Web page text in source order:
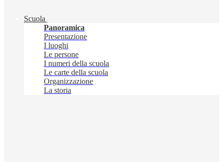
Scuola
Panoramica
Presentazione
I luoghi
Le persone
I numeri della scuola
Le carte della scuola
Organizzazione
La storia